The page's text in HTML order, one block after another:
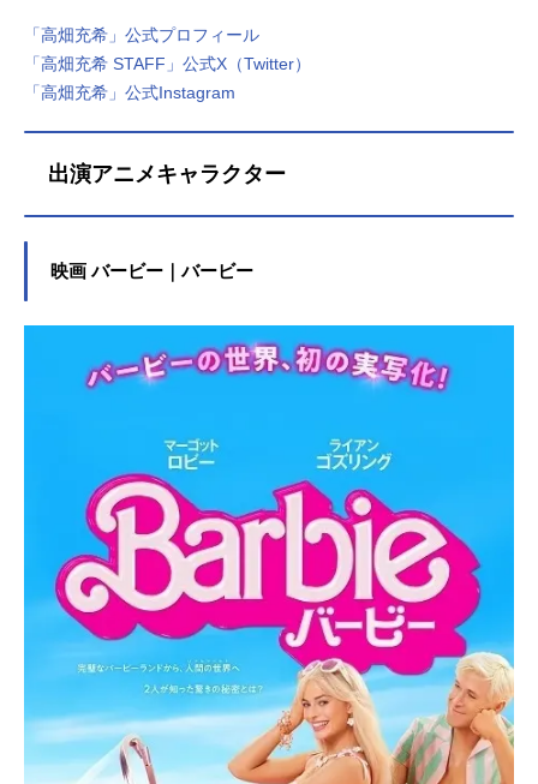
「高畑充希」公式プロフィール
「高畑充希 STAFF」公式X（Twitter）
「高畑充希」公式Instagram
出演アニメキャラクター
映画 バービー｜バービー